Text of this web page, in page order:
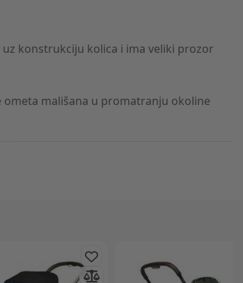
konstrukciju kolica i ima veliki prozor
ometa mališana u promatranju okoline